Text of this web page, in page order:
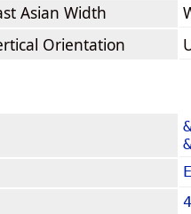
Asian Width
Orientation